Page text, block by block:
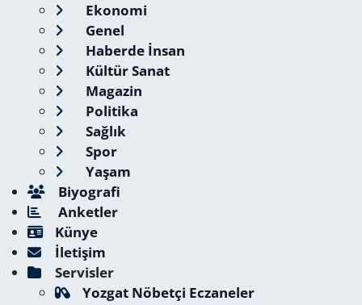
Ekonomi
Genel
Haberde İnsan
Kültür Sanat
Magazin
Politika
Sağlık
Spor
Yaşam
Biyografi
Anketler
Künye
İletişim
Servisler
Yozgat Nöbetçi Eczaneler